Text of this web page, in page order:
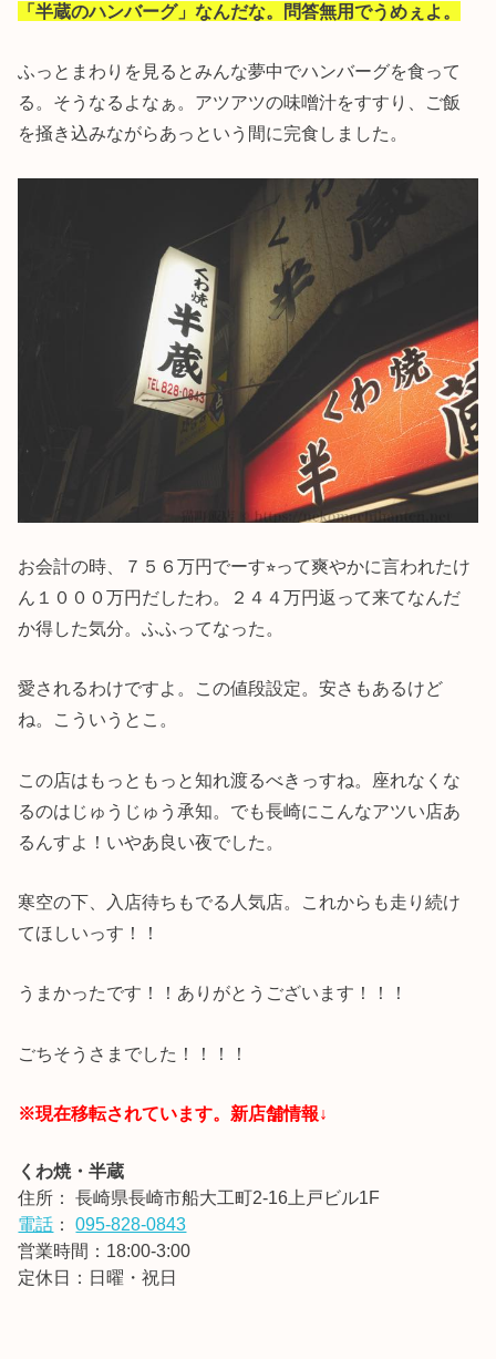
「半蔵のハンバーグ」なんだな。問答無用でうめぇよ。
ふっとまわりを見るとみんな夢中でハンバーグを食って
る。そうなるよなぁ。アツアツの味噌汁をすすり、ご飯
を掻き込みながらあっという間に完食しました。
お会計の時、７５６万円でーす⭐︎って爽やかに言われたけ
ん１０００万円だしたわ。２４４万円返って来てなんだ
か得した気分。ふふってなった。
愛されるわけですよ。この値段設定。安さもあるけど
ね。こういうとこ。
この店はもっともっと知れ渡るべきっすね。座れなくな
るのはじゅうじゅう承知。でも長崎にこんなアツい店あ
るんすよ！いやあ良い夜でした。
寒空の下、入店待ちもでる人気店。これからも走り続け
てほしいっす！！
うまかったです！！ありがとうございます！！！
ごちそうさまでした！！！！
※現在移転されています。新店舗情報↓
くわ焼・半蔵
住所：長崎県長崎市船大工町2-16上戸ビル1F
電話 ：095-828-0843
営業時間：18:00-3:00
定休日：日曜・祝日